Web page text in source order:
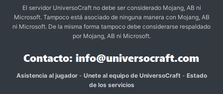
El servidor UniversoCraft no debe ser considerado Mojang, AB ni
Microsoft. Tampoco está asociado de ninguna manera con Mojang, AB
ni Microsoft. De la misma forma tampoco debe considerarse respaldado
por Mojang, AB ni Microsoft.
Asistencia al jugador- Unete al equipo de UniversoCraft - Estado
de los servicios